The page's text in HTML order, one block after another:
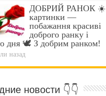
ДОБРИЙ РАНОК ☀️
картинки —
побажання красиві
доброго ранку і
дня 🕊️ З добрим ранком!
назад
новости 👇👇